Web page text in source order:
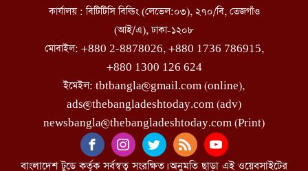
কার্যালয় : বিটিটিসি বিল্ডিং (লেভেল:০৩), ২৭০/বি, তেজগাঁও
(আই/এ), ঢাকা-১২০৮
মোবাইল: +880 2-8878026, +880 1736 786915,
+880 1300 126 624
ইমেইল: tbtbangla@gmail.com (online),
ads@thebangladeshtoday.com (adv)
newsbangla@thebangladeshtoday.com (Print)
বাংলাদেশ টুডে কর্তৃক সর্বস্বত্ব সংরক্ষিত। অনুমতি ছাড়া এই ওয়েবসাইটের